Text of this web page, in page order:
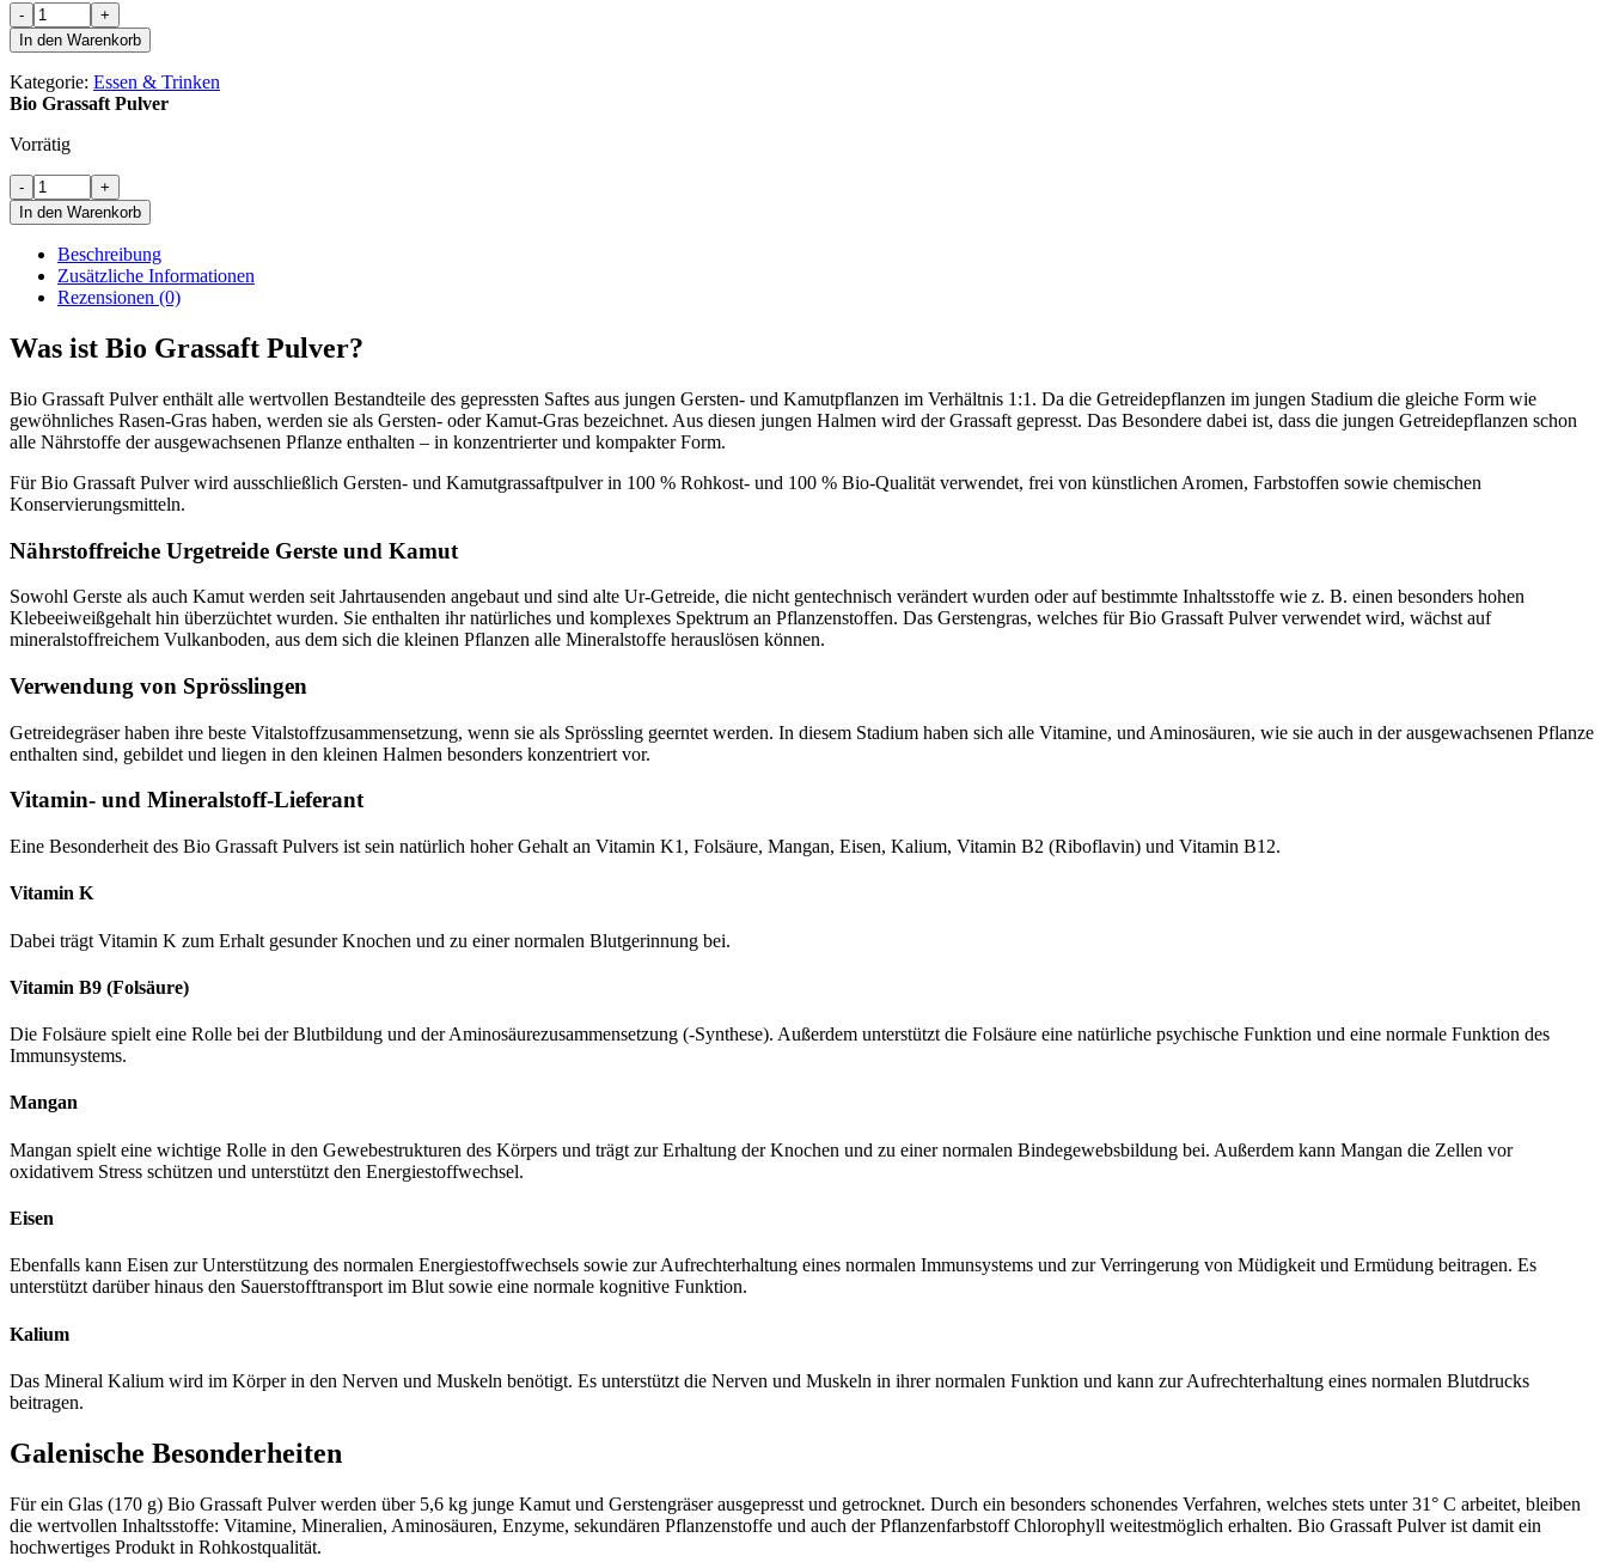
Bio
Grassaft
Pulver
Menge
-
+
In den Warenkorb
Kategorie: Essen & Trinken
Bio Grassaft Pulver
Vorrätig
Bio
Grassaft
Pulver
Menge
-
+
In den Warenkorb
Beschreibung
Zusätzliche Informationen
Rezensionen (0)
Was ist Bio Grassaft Pulver?
Bio Grassaft Pulver enthält alle wertvollen Bestandteile des gepressten Saftes aus jungen Gersten- und Kamutpflanzen im Verhältnis 1:1. Da die Getreidepflanzen im jungen Stadium die gleiche Form wie
gewöhnliches Rasen-Gras haben, werden sie als Gersten- oder Kamut-Gras bezeichnet. Aus diesen jungen Halmen wird der Grassaft gepresst. Das Besondere dabei ist, dass die jungen Getreidepflanzen schon
alle Nährstoffe der ausgewachsenen Pflanze enthalten – in konzentrierter und kompakter Form.
Für Bio Grassaft Pulver wird ausschließlich Gersten- und Kamutgrassaftpulver in 100 % Rohkost- und 100 % Bio-Qualität verwendet, frei von künstlichen Aromen, Farbstoffen sowie chemischen
Konservierungsmitteln.
Nährstoffreiche Urgetreide Gerste und Kamut
Sowohl Gerste als auch Kamut werden seit Jahrtausenden angebaut und sind alte Ur-Getreide, die nicht gentechnisch verändert wurden oder auf bestimmte Inhaltsstoffe wie z. B. einen besonders hohen
Klebeeiweißgehalt hin überzüchtet wurden. Sie enthalten ihr natürliches und komplexes Spektrum an Pflanzenstoffen. Das Gerstengras, welches für Bio Grassaft Pulver verwendet wird, wächst auf
mineralstoffreichem Vulkanboden, aus dem sich die kleinen Pflanzen alle Mineralstoffe herauslösen können.
Verwendung von Sprösslingen
Getreidegräser haben ihre beste Vitalstoffzusammensetzung, wenn sie als Sprössling geerntet werden. In diesem Stadium haben sich alle Vitamine, und Aminosäuren, wie sie auch in der ausgewachsenen Pflanze
enthalten sind, gebildet und liegen in den kleinen Halmen besonders konzentriert vor.
Vitamin- und Mineralstoff-Lieferant
Eine Besonderheit des Bio Grassaft Pulvers ist sein natürlich hoher Gehalt an Vitamin K1, Folsäure, Mangan, Eisen, Kalium, Vitamin B2 (Riboflavin) und Vitamin B12.
Vitamin K
Dabei trägt Vitamin K zum Erhalt gesunder Knochen und zu einer normalen Blutgerinnung bei.
Vitamin B9 (Folsäure)
Die Folsäure spielt eine Rolle bei der Blutbildung und der Aminosäurezusammensetzung (-Synthese). Außerdem unterstützt die Folsäure eine natürliche psychische Funktion und eine normale Funktion des
Immunsystems.
Mangan
Mangan spielt eine wichtige Rolle in den Gewebestrukturen des Körpers und trägt zur Erhaltung der Knochen und zu einer normalen Bindegewebsbildung bei. Außerdem kann Mangan die Zellen vor
oxidativem Stress schützen und unterstützt den Energiestoffwechsel.
Eisen
Ebenfalls kann Eisen zur Unterstützung des normalen Energiestoffwechsels sowie zur Aufrechterhaltung eines normalen Immunsystems und zur Verringerung von Müdigkeit und Ermüdung beitragen. Es
unterstützt darüber hinaus den Sauerstofftransport im Blut sowie eine normale kognitive Funktion.
Kalium
Das Mineral Kalium wird im Körper in den Nerven und Muskeln benötigt. Es unterstützt die Nerven und Muskeln in ihrer normalen Funktion und kann zur Aufrechterhaltung eines normalen Blutdrucks
beitragen.
Galenische Besonderheiten
Für ein Glas (170 g) Bio Grassaft Pulver werden über 5,6 kg junge Kamut und Gerstengräser ausgepresst und getrocknet. Durch ein besonders schonendes Verfahren, welches stets unter 31° C arbeitet, bleiben
die wertvollen Inhaltsstoffe: Vitamine, Mineralien, Aminosäuren, Enzyme, sekundären Pflanzenstoffe und auch der Pflanzenfarbstoff Chlorophyll weitestmöglich erhalten. Bio Grassaft Pulver ist damit ein
hochwertiges Produkt in Rohkostqualität.